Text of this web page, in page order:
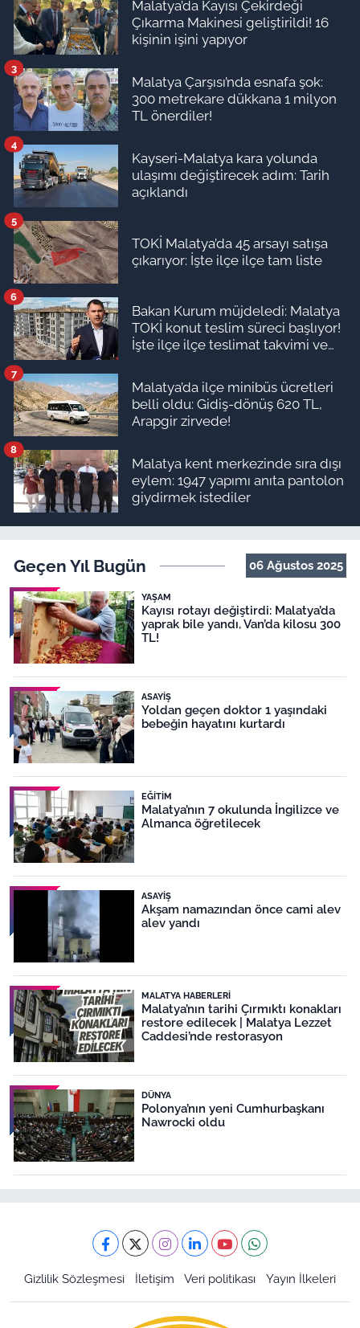
Malatya’da Kayısı Çekirdeği
Çıkarma Makinesi geliştirildi! 16
kişinin işini yapıyor
Malatya Çarşısı’nda esnafa şok:
300 metrekare dükkana 1 milyon
TL önerdiler!
3
Kayseri-Malatya kara yolunda
ulaşımı değiştirecek adım: Tarih
açıklandı
4
TOKİ Malatya’da 45 arsayı satışa
çıkarıyor: İşte ilçe ilçe tam liste
5
Bakan Kurum müjdeledi: Malatya
TOKİ konut teslim süreci başlıyor!
İşte ilçe ilçe teslimat takvimi ve
6
Malatya’da ilçe minibüs ücretleri
belli oldu: Gidiş-dönüş 620 TL,
Arapgir zirvede!
7
Malatya kent merkezinde sıra dışı
eylem: 1947 yapımı anıta pantolon
giydirmek istediler
8
Geçen Yıl Bugün 06 Ağustos 2025
YAŞAM
Kayısı rotayı değiştirdi: Malatya’da
yaprak bile yandı, Van’da kilosu 300
TL!
ASAYIŞ
Yoldan geçen doktor 1 yaşındaki
bebeğin hayatını kurtardı
EĞITIM
Malatya’nın 7 okulunda İngilizce ve
Almanca öğretilecek
ASAYIŞ
Akşam namazından önce cami alev
alev yandı
MALATYA HABERLERI
Malatya’nın tarihi Çırmıktı konakları
restore edilecek | Malatya Lezzet
Caddesi’nde restorasyon
DÜNYA
Polonya’nın yeni Cumhurbaşkanı
Nawrocki oldu
Gizlilik Sözleşmesi İletişim Veri politikası Yayın İlkeleri